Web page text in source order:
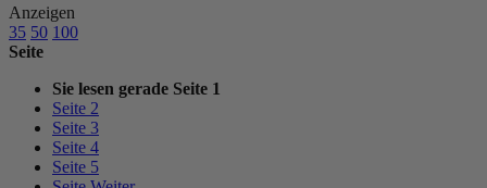
Anzeigen
35 50 100
Seite
Sie lesen gerade Seite 1
Seite 2
Seite 3
Seite 4
Seite 5